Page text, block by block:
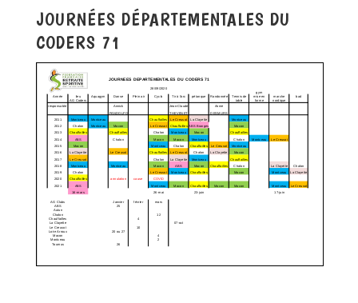
JOURNÉES DÉPARTEMENTALES DU
CODERS 71